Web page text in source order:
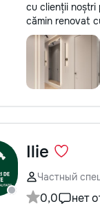
cu clienții noștri
cămin renovat
Ilie
Частный
0,0 нет